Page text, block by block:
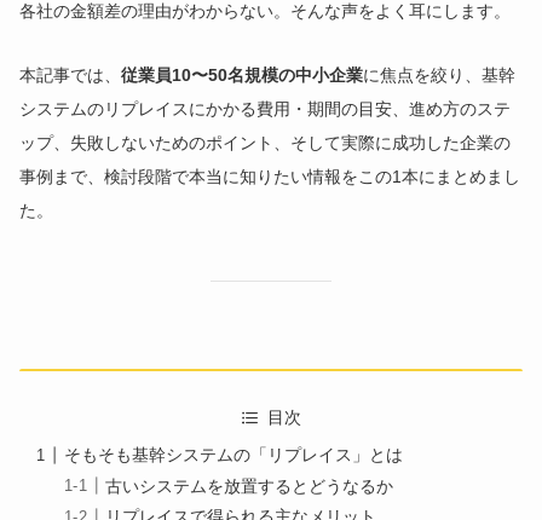
各社の金額差の理由がわからない。そんな声をよく耳にします。
本記事では、従業員10〜50名規模の中小企業に焦点を絞り、基幹
システムのリプレイスにかかる費用・期間の目安、進め方のステ
ップ、失敗しないためのポイント、そして実際に成功した企業の
事例まで、検討段階で本当に知りたい情報をこの1本にまとめまし
た。
目次
そもそも基幹システムの「リプレイス」とは
古いシステムを放置するとどうなるか